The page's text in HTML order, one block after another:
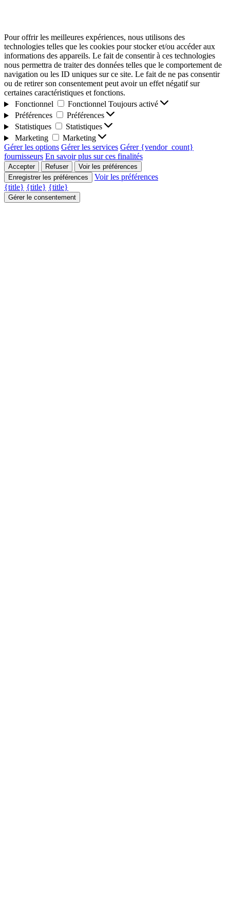
Pour offrir les meilleures expériences, nous utilisons des
technologies telles que les cookies pour stocker et/ou accéder aux
informations des appareils. Le fait de consentir à ces technologies
nous permettra de traiter des données telles que le comportement de
navigation ou les ID uniques sur ce site. Le fait de ne pas consentir
ou de retirer son consentement peut avoir un effet négatif sur
certaines caractéristiques et fonctions.
Fonctionnel
Fonctionnel Toujours activé
Préférences
Préférences
Statistiques
Statistiques
Marketing
Marketing
Gérer les options Gérer les services Gérer {vendor_count}
fournisseurs En savoir plus sur ces finalités
Accepter Refuser
Voir les préférences
Enregistrer les préférences
Voir les préférences
{title} {title} {title}
Gérer le consentement